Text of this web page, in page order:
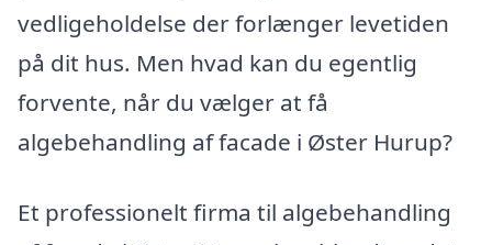
vedligeholdelse der forlænger levetiden
på dit hus. Men hvad kan du egentlig
forvente, når du vælger at få
algebehandling af facade i Øster Hurup?
Et professionelt firma til algebehandling